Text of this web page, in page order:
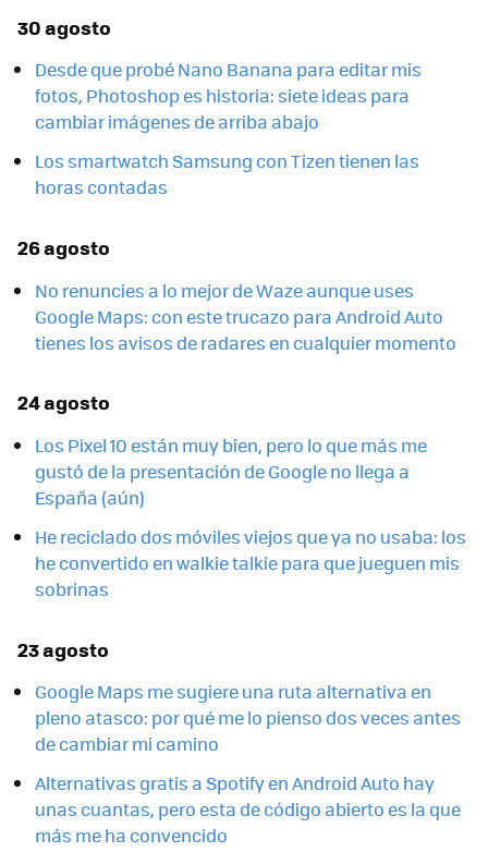
30 agosto
Desde que probé Nano Banana para editar mis
fotos, Photoshop es historia: siete ideas para
cambiar imágenes de arriba abajo
Los smartwatch Samsung con Tizen tienen las
horas contadas
26 agosto
No renuncies a lo mejor de Waze aunque uses
Google Maps: con este trucazo para Android Auto
tienes los avisos de radares en cualquier momento
24 agosto
Los Pixel 10 están muy bien, pero lo que más me
gustó de la presentación de Google no llega a
España (aún)
He reciclado dos móviles viejos que ya no usaba: los
he convertido en walkie talkie para que jueguen mis
sobrinas
23 agosto
Google Maps me sugiere una ruta alternativa en
pleno atasco: por qué me lo pienso dos veces antes
de cambiar mi camino
Alternativas gratis a Spotify en Android Auto hay
unas cuantas, pero esta de código abierto es la que
más me ha convencido